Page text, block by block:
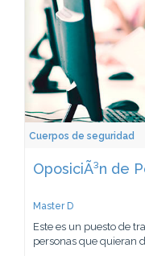
Cuerpos de seguridad
OposiciÃ³n de
Master D
Este es un puesto de
personas que quieran